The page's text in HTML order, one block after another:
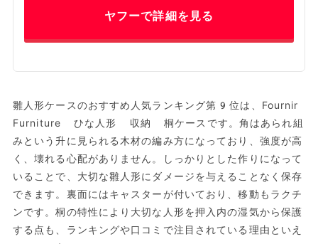
ヤフーで詳細を見る
雛人形ケースのおすすめ人気ランキング第9位は、Fournir
Furniture ひな人形 収納 桐ケースです。角はあられ組
みという升に見られる木材の編み方になっており、強度が高
く、壊れる心配がありません。しっかりとした作りになって
いることで、大切な雛人形にダメージを与えることなく保存
できます。裏面にはキャスターが付いており、移動もラクチ
ンです。桐の特性により大切な人形を押入内の湿気から保護
する点も、ランキングや口コミで注目されている理由といえ